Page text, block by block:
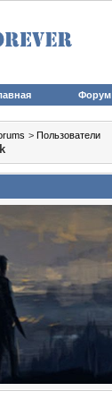
Форум
> Пользователи